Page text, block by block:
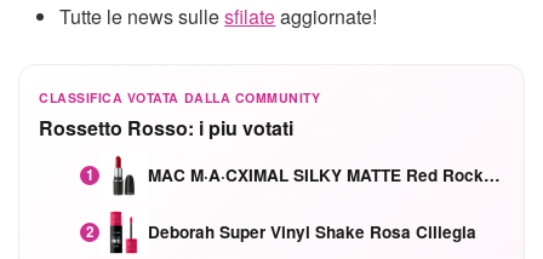
Tutte le news sullesfilateaggiornate!
CLASSIFICA VOTATA DALLA COMMUNITY
Rossetto Rosso: i piu votati
1 MAC M·A·CXIMAL SILKY MATTE Red Rock mat
2 Deborah Super Vinyl Shake Rosa Ciliegia